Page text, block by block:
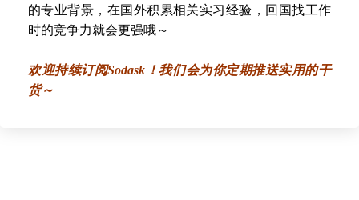
的专业背景 ， 在国外积累相关实习经验 ， 回国找工作
时的竞争力就会更强哦～
欢迎持续订阅Sodask！我们会为你定期推送实用的干
货～